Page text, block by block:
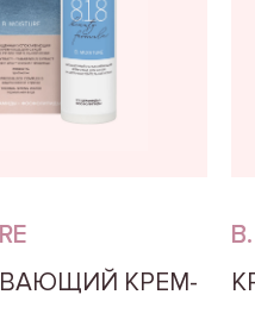
КРЕМ-